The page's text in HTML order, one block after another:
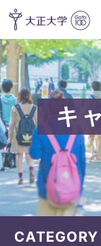
キ
CATEGORY